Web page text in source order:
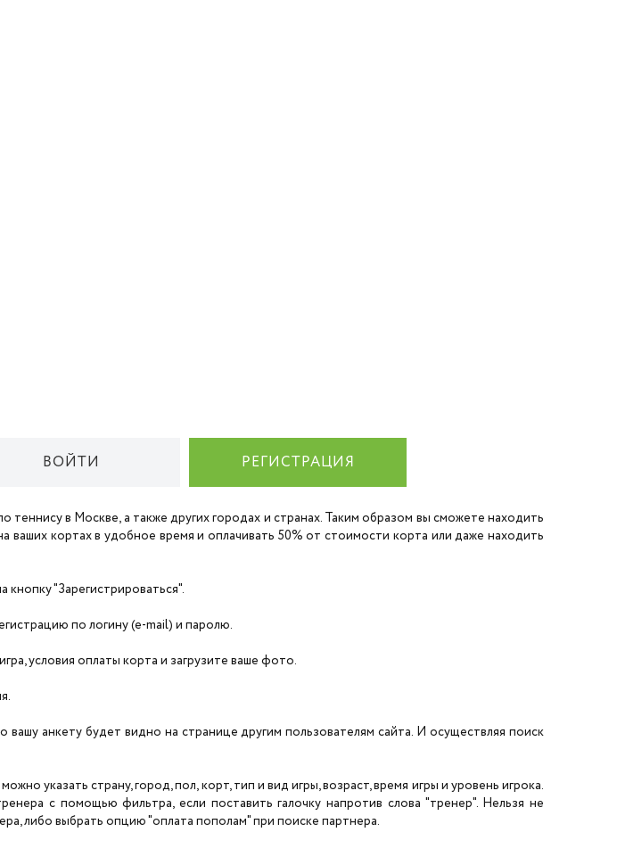
РЕГИСТРАЦИЯ
ВОЙТИ
теннису в Москве, а также других городах и странах. Таким образом вы сможете находить
кортах в удобное время и оплачивать 50% от стоимости корта или даже находить
"Зарегистрироваться".
по логину (e-mail) и паролю.
условия оплаты корта и загрузите ваше фото.
анкету будет видно на странице другим пользователям сайта. И осуществляя поиск
указать страну, город, пол, корт, тип и вид игры, возраст, время игры и уровень игрока.
с помощью фильтра, если поставить галочку напротив слова "тренер". Нельзя не
либо выбрать опцию "оплата пополам" при поиске партнера.